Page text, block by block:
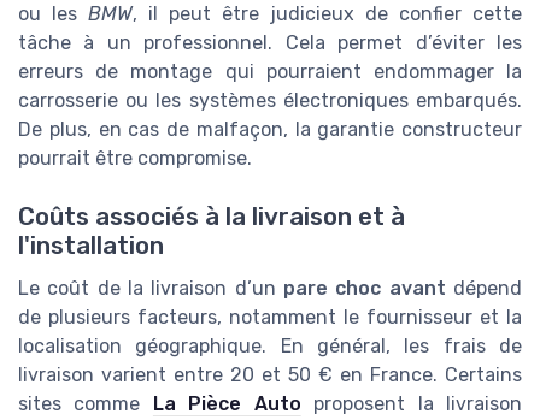
ou les BMW, il peut être judicieux de confier cette
tâche à un professionnel. Cela permet d’éviter les
erreurs de montage qui pourraient endommager la
carrosserie ou les systèmes électroniques embarqués.
De plus, en cas de malfaçon, la garantie constructeur
pourrait être compromise.
Coûts associés à la livraison et à
l'installation
Le coût de la livraison d’un pare choc avant dépend
de plusieurs facteurs, notamment le fournisseur et la
localisation géographique. En général, les frais de
livraison varient entre 20 et 50 € en France. Certains
sites comme La Pièce Auto proposent la livraison